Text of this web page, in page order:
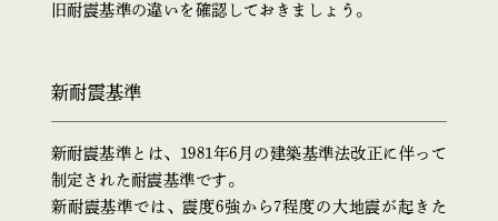
旧耐震基準の違いを確認しておきましょう。
新耐震基準
新耐震基準とは、1981年6月の建築基準法改正に伴って
制定された耐震基準です。
新耐震基準では、震度6強から7程度の大地震が起きた